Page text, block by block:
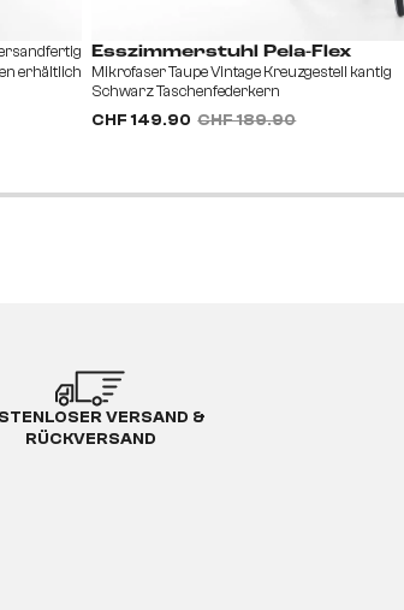
erhältlich
Esszimmerstuhl Pela-Flex
Mikrofaser Taupe Vintage Kreuzgestell kantig
Schwarz Taschenfederkern
CHF 149.90 CHF 189.90
VERSAND &
RÜCKVERSAND